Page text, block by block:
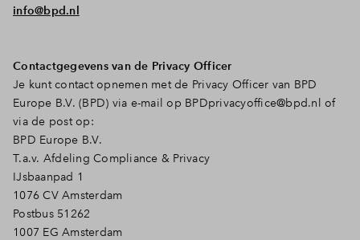
info@bpd.nl
Contactgegevens van de Privacy Officer
Je kunt contact opnemen met de Privacy Officer van BPD
Europe B.V. (BPD) via e-mail op BPDprivacyoffice@bpd.nl of
via de post op:
BPD Europe B.V.
T.a.v. Afdeling Compliance & Privacy
IJsbaanpad 1
1076 CV Amsterdam
Postbus 51262
1007 EG Amsterdam